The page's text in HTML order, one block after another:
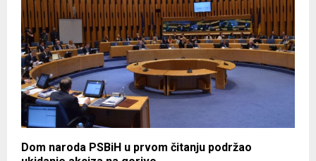
Dom naroda PSBiH u prvom čitanju podržao